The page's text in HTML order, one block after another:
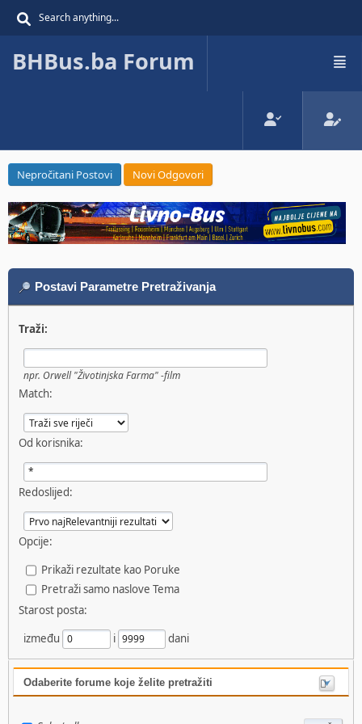
BHBus.ba Forum
Nepročitani Postovi Novi Odgovori
Postavi Parametre Pretraživanja
Traži:
npr. Orwell "Životinjska Farma" -film
Match:
Od korisnika:
Redoslijed:
Opcije:
Prikaži rezultate kao Poruke
Pretraži samo naslove Tema
Starost posta:
između
i dani
Odaberite forume koje želite pretražiti